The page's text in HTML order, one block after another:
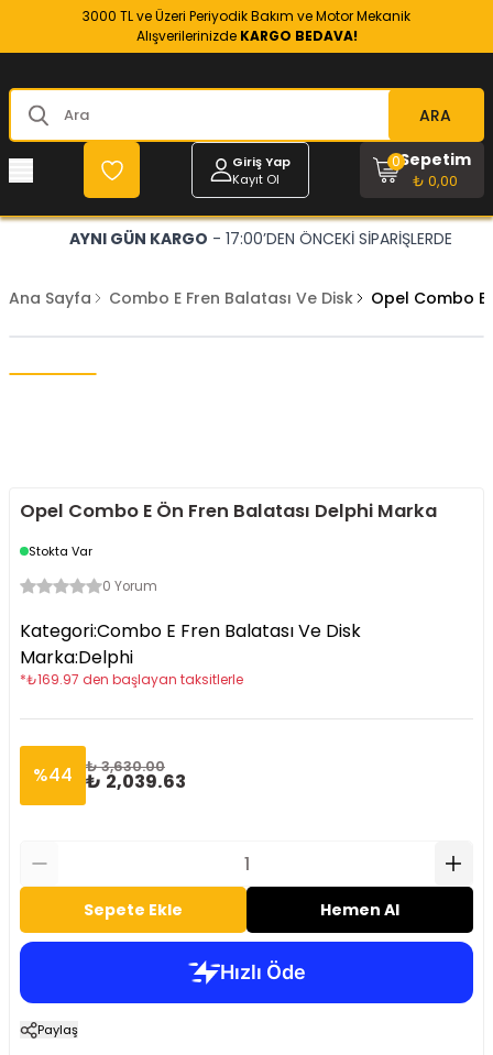
3000 TL ve Üzeri Periyodik Bakım ve Motor Mekanik
Alışverilerinizde KARGO BEDAVA!
ARA
Giriş Yap
Kayıt Ol
Sepetim
₺ 0,00
0
AYNI GÜN KARGO - 17:00’DEN ÖNCEKİ SİPARİŞLERDE
Ana Sayfa Combo E Fren Balatası Ve Disk Opel Combo E
Opel Combo E Ön Fren Balatası Delphi Marka
Stokta Var
0 Yorum
Kategori:Combo E Fren Balatası Ve Disk
Marka:Delphi
*₺169.97 den başlayan taksitlerle
%44 ₺ 3,630.00
₺ 2,039.63
Sepete Ekle Hemen Al
Paylaş